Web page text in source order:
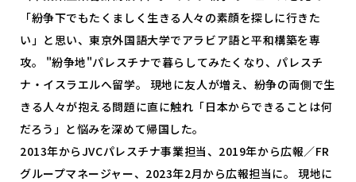
「紛争下でもたくましく生きる人々の素顔を探しに行きた
い」と思い、東京外国語大学でアラビア語と平和構築を専
攻。 "紛争地"パレスチナで暮らしてみたくなり、パレスチ
ナ・イスラエルへ留学。 現地に友人が増え、紛争の両側で生
きる人々が抱える問題に直に触れ「日本からできることは何
だろう」と悩みを深めて帰国した。
2013年からJVCパレスチナ事業担当、2019年から広報／FR
グループマネージャー、2023年2月から広報担当に。 現地に